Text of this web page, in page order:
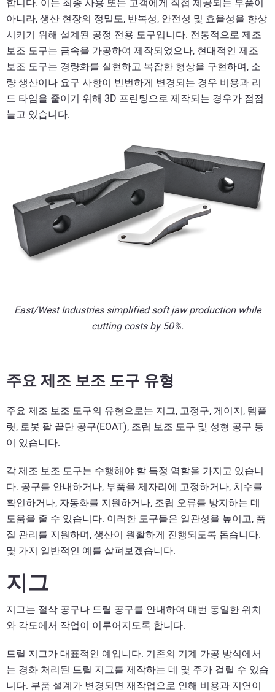
합니다. 이는 최종 사용 또는 고객에게 직접 제공되는 부품이
아니라, 생산 현장의 정밀도, 반복성, 안전성 및 효율성을 향상
시키기 위해 설계된 공정 전용 도구입니다. 전통적으로 제조
보조 도구는 금속을 가공하여 제작되었으나, 현대적인 제조
보조 도구는 경량화를 실현하고 복잡한 형상을 구현하며, 소
량 생산이나 요구 사항이 빈번하게 변경되는 경우 비용과 리
드 타임을 줄이기 위해 3D 프린팅으로 제작되는 경우가 점점
늘고 있습니다.
East/West Industries simplified soft jaw production while
cutting costs by 50%.
주요 제조 보조 도구 유형
주요 제조 보조 도구의 유형으로는 지그, 고정구, 게이지, 템플
릿, 로봇 팔 끝단 공구(EOAT), 조립 보조 도구 및 성형 공구 등
이 있습니다.
각 제조 보조 도구는 수행해야 할 특정 역할을 가지고 있습니
다. 공구를 안내하거나, 부품을 제자리에 고정하거나, 치수를
확인하거나, 자동화를 지원하거나, 조립 오류를 방지하는 데
도움을 줄 수 있습니다. 이러한 도구들은 일관성을 높이고, 품
질 관리를 지원하며, 생산이 원활하게 진행되도록 돕습니다.
몇 가지 일반적인 예를 살펴보겠습니다.
지그
지그는 절삭 공구나 드릴 공구를 안내하여 매번 동일한 위치
와 각도에서 작업이 이루어지도록 합니다.
드릴 지그가 대표적인 예입니다. 기존의 기계 가공 방식에서
는 경화 처리된 드릴 지그를 제작하는 데 몇 주가 걸릴 수 있습
니다. 부품 설계가 변경되면 재작업으로 인해 비용과 지연이